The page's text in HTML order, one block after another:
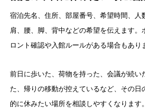
宿泊先名、住所、部屋番号、希望時間、人
肩、腰、脚、背中などの希望を伝えます。
ロント確認や入館ルールがある場合もあり
前日に歩いた、荷物を持った、会議が続い
た、帰りの移動が控えているなど、その日
的に休みたい場所を相談しやすくなります。